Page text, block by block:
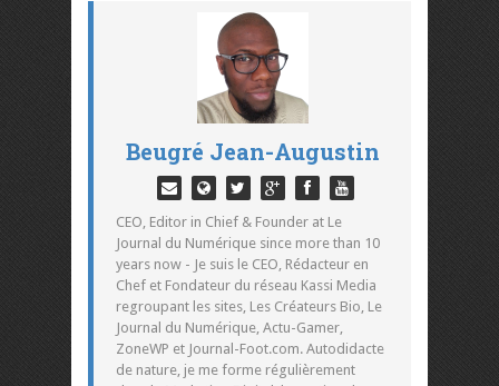
Beugré Jean-Augustin
CEO, Editor in Chief & Founder at Le
Journal du Numérique since more than 10
years now - Je suis le CEO, Rédacteur en
Chef et Fondateur du réseau Kassi Media
regroupant les sites, Les Créateurs Bio, Le
Journal du Numérique, Actu-Gamer,
ZoneWP et Journal-Foot.com. Autodidacte
de nature, je me forme régulièrement